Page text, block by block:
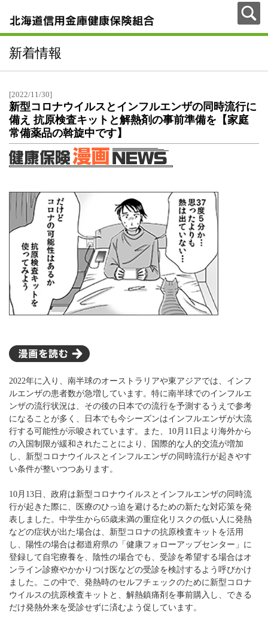
新着情報
[2022/11/30]
新型コロナウイルスとインフルエンザの同時流行に
備え 抗原検査キットと解熱剤の事前準備を【家庭
常備薬品の斡旋中です】
2022年に入り、南半球のオーストラリアや東アジアでは、インフ
ルエンザの患者数が急増しています。特に南半球でのインフルエ
ンザの流行状況は、その後の日本での流行を予測するうえで参考
になることが多く、日本でも今シーズンはインフルエンザが大流
行する可能性が示唆されています。また、10月11日より海外から
の入国制限が緩和されたことにより、国際的な人的交流が増加
し、新型コロナウイルスとインフルエンザの同時流行が起きやす
い条件が整いつつあります。
10月13日、政府は新型コロナウイルスとインフルエンザの同時流
行が起きた際に、医療のひっ迫を避けるための新たな対応策を発
表しました。中学生から65歳未満の重症化リスクの低い人に発熱
などの症状が出た場合は、新型コロナの抗原検査キットを活用
し、陽性の場合は都道府県の「健康フォローアップセンター」に
登録して自宅療養を、陰性の場合でも、受診を希望する場合はオ
ンライン診療やかかりつけ医などの受診を検討するよう呼びかけ
ました。この中で、発熱時のセルフチェックのために新型コロナ
ウイルスの抗原検査キットと、解熱鎮痛剤を事前購入し、できる
だけ発熱外来を受診せずに済むよう促しています。